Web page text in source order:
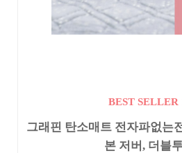
BEST SELLER
그래핀 탄소매트 전자파없는
본 저버, 더블